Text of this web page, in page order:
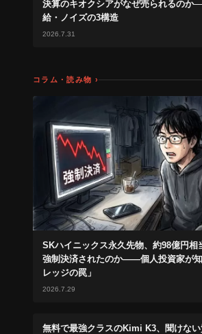
決算のキオクシアがなぜ売られるのか
給・ノイズの3構造
2026.7.31
コラム・読み物 ›
SKハイニックス永久先物、約98億円相
強制決済されたのか——個人投資家が
レッジの罠」
2026.7.29
無料で最強クラスのKimi K3、聞けな